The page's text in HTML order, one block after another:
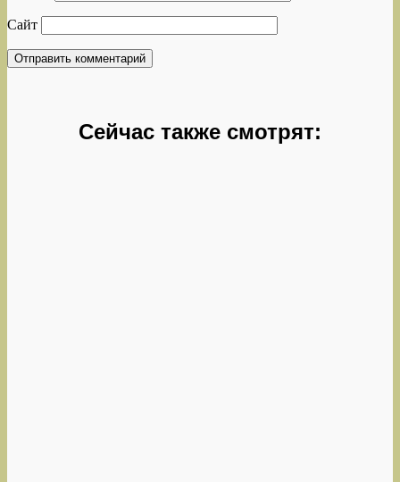
Сайт
Сейчас также смотрят: